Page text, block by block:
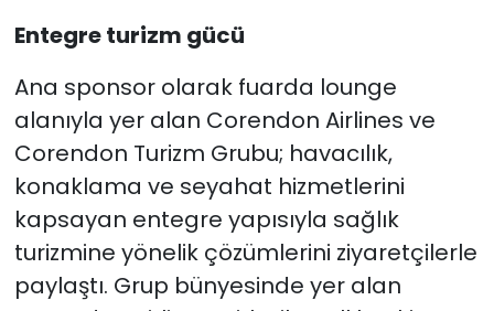
Entegre turizm gücü
Ana sponsor olarak fuarda lounge
alanıyla yer alan Corendon Airlines ve
Corendon Turizm Grubu; havacılık,
konaklama ve seyahat hizmetlerini
kapsayan entegre yapısıyla sağlık
turizmine yönelik çözümlerini ziyaretçilerle
paylaştı. Grup bünyesinde yer alan